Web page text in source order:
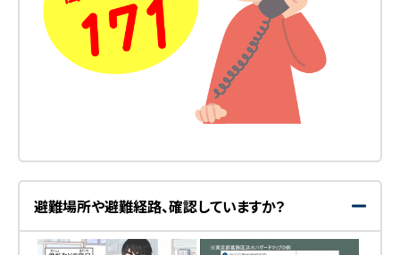
避難場所や避難経路、確認していますか？
開
く
閉
じ